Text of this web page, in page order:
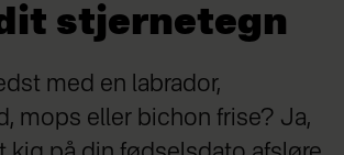
stjernetegn
med en labrador,
mops eller bichon frise? Ja,